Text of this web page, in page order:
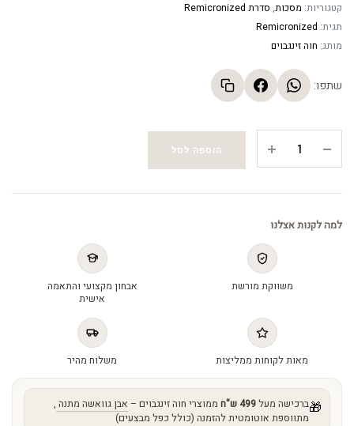
קטגוריות: מסכות, סדרת Remicronized
תגית: Remicronized
מותג: חוה זינגבוים
שתפו:
פנים
quantity
הוספה לסל
למה לקנות אצלנו
משווקת מורשת
אבחון מקצועי והתאמה
אישית
מאות לקוחות ממליצות משלוח מהיר
🎁ברכישה מעל499 ש"ח ממוצרי חוה זינגבוים – אבן גוואשה מתנה ,
מתווספת אוטומטית להזמנה (כולל כפל מבצעים)